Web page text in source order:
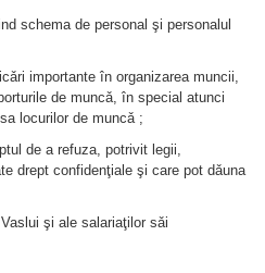
schema de personal şi personalul
importante în organizarea muncii,
de muncǎ, în special atunci
locurilor de muncǎ ;
de a refuza, potrivit legii,
drept confidenţiale şi care pot dǎuna
şi ale salariaţilor sǎi